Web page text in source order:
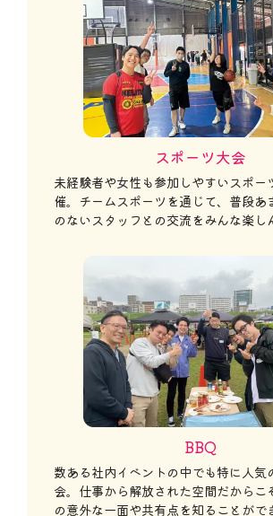
スポーツ大会
未経験者や女性も参加しやすいスポー
催。チームスポーツを通じて、普段あ
のないスタッフとの交流をみんな楽し
BBQ
数ある社内イベントの中でも特に人気
会。仕事から解放された空間だからこ
の意外な一面や共有点を知ることがで